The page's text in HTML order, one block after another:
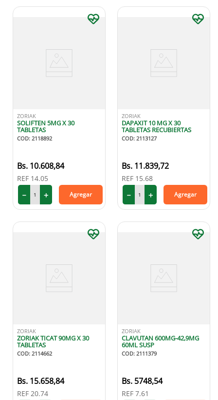
ZORIAK
SOLIFTEN 5MG X 30
TABLETAS
COD: 2118892
10.608,84
REF 14.05
＋
－ Agregar
ZORIAK
DAPAXIT 10 MG X 30
TABLETAS RECUBIERTAS
COD: 2113127
11.839,72
REF 15.68
＋
－ Agregar
ZORIAK
ZORIAK TICAT 90MG X 30
TABLETAS
COD: 2114662
15.658,84
REF 20.74
ZORIAK
CLAVUTAN 600MG-42,9MG
60ML SUSP
COD: 2111379
5748,54
REF 7.61